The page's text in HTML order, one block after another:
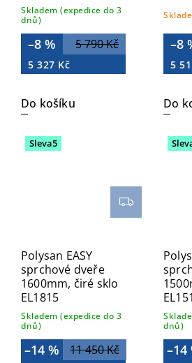
Skladem (expedice do 3
dnů)
5 790 Kč
–8 %
5 327 Kč
Do košíku
–8
5
Do
Sleva5
Polysan EASY
sprchové dveře
1600mm, čiré sklo
EL1815
Skladem (expedice do 3
dnů)
11 450 Kč
–14 %
dnů)
–14